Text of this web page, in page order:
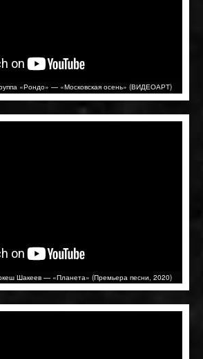
«Рондо» — «Московская осень» (ВИДЕОАРТ)
Шакеев — «Планета» (Премьера песни, 2020)